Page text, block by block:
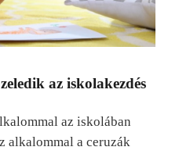
az iskolakezdés
az iskolában
alkalommal a ceruzák